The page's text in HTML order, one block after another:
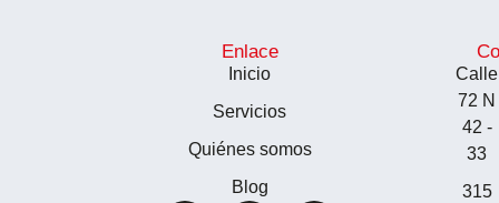
Enlace
Inicio
Servicios
Quiénes somos
Blog
Calle
72 N
42 -
33
315